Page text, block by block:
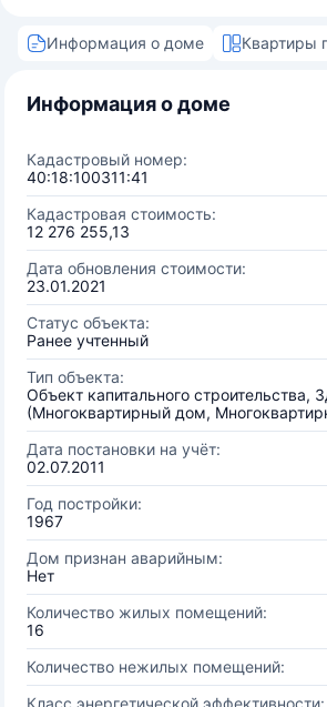
Информация о доме Квартиры
Информация о доме
Кадастровый номер:
40:18:100311:41
Кадастровая стоимость:
12 276 255,13
Дата обновления стоимости:
23.01.2021
Статус объекта:
Ранее учтенный
Тип объекта:
Объект капитального строительства,
(Многоквартирный дом,
Дата постановки на учёт:
02.07.2011
Год постройки:
1967
Дом признан аварийным:
Нет
Количество жилых помещений:
16
Количество нежилых помещений:
Класс энергетической эффективности: